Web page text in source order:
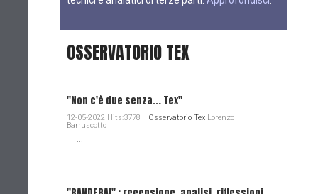
OSSERVATORIO TEX
"Non c'è due senza... Tex"
12-05-2022 Hits:3778 Osservatorio Tex Lorenzo
Barruscotto
...